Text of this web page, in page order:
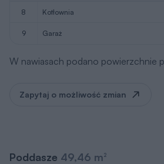
8 kotłownia
9 garaż
W nawiasach podano powierzchnie
Zapytaj o możliwość zmian
Poddasze 49,46 m2